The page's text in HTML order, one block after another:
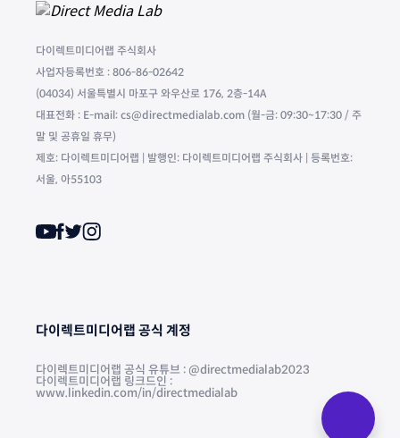
다이렉트미디어랩 주식회사
사업자등록번호 : 806-86-02642
(04034) 서울특별시 마포구 와우산로 176, 2층-14A
대표전화 : E-mail: cs@directmedialab.com (월-금: 09:30~17:30 / 주
말 및 공휴일 휴무)
제호: 다이렉트미디어랩 | 발행인: 다이렉트미디어랩 주식회사 | 등록번호:
서울, 아55103
다이렉트미디어랩 공식 계정
다이렉트미디어랩 공식 유튜브 : @directmedialab2023
다이렉트미디어랩 링크드인 :
www.linkedin.com/in/directmedialab